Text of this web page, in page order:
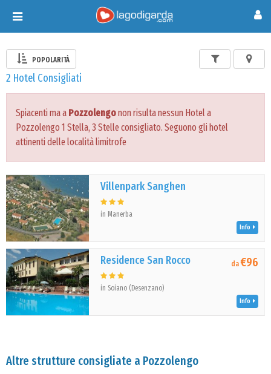
Toggle
navigation
POPOLARITÀ
2 Hotel Consigliati
Spiacenti ma a Pozzolengonon risulta nessun Hotel a
Pozzolengo 1 Stella, 3 Stelle consigliato. Seguono gli hotel
attinenti delle località limitrofe
Villenpark Sanghen
in Manerba
Info
Residence San Rocco
in Soiano (Desenzano)
da€96
Info
Altre strutture consigliate a Pozzolengo